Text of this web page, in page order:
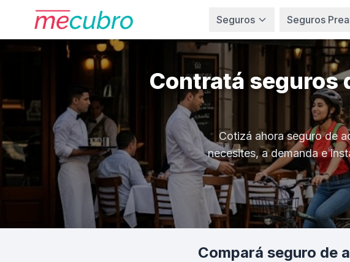
Seguros Seguros
Contratá seguros
Cotizá ahora seguro de
necesites, a demanda e
Compará seguro de